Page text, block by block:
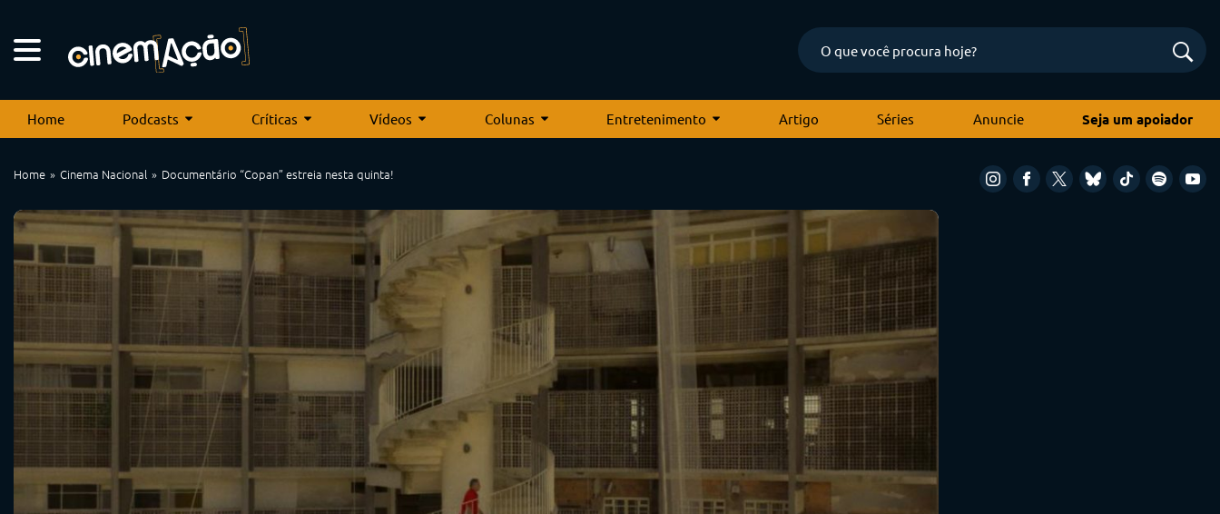
Home Podcasts Críticas Vídeos Colunas Entretenimento Artigo Séries Anuncie Seja um apoiador
Home Cinema Nacional Documentário “Copan” estreia nesta quinta!